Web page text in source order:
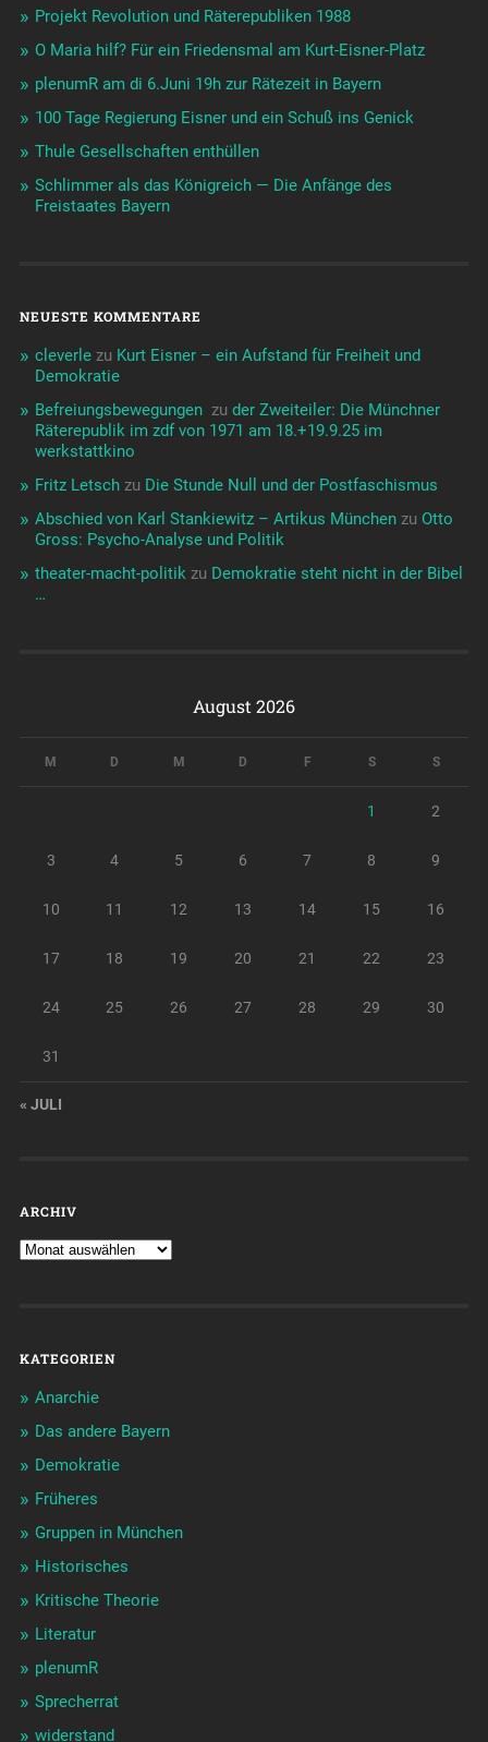
Projekt Revolution und Räterepubliken 1988
O Maria hilf? Für ein Friedensmal am Kurt-Eisner-Platz
plenumR am di 6.Juni 19h zur Rätezeit in Bayern
100 Tage Regierung Eisner und ein Schuß ins Genick
Thule Gesellschaften enthüllen
Schlimmer als das Königreich — Die Anfänge des
Freistaates Bayern
NEUESTE KOMMENTARE
cleverlezu Kurt Eisner – ein Aufstand für Freiheit und
Demokratie
Befreiungsbewegungen ️‍ zu der Zweiteiler: Die Münchner
Räterepublik im zdf von 1971 am 18.+19.9.25 im
werkstattkino
Fritz Letschzu Die Stunde Null und der Postfaschismus
Abschied von Karl Stankiewitz – Artikus Münchenzu Otto
Gross: Psycho-Analyse und Politik
theater-macht-politikzu Demokratie steht nicht in der Bibel
…
August 2026
M D M D F S S
1 2
3 4 5 6 7 8 9
10 11 12 13 14 15 16
17 18 19 20 21 22 23
24 25 26 27 28 29 30
31
« JULI
ARCHIV
KATEGORIEN
Anarchie
Das andere Bayern
Demokratie
Früheres
Gruppen in München
Historisches
Kritische Theorie
Literatur
plenumR
Sprecherrat
widerstand